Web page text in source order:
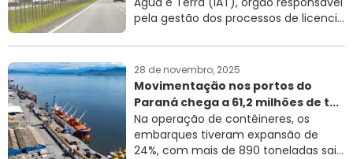
pela gestão dos processos de licenci...
28 de novembro, 2025
Movimentação nos portos do
Paraná chega a 61,2 milhões de t...
Na operação de contêineres, os
embarques tiveram expansão de
24%, com mais de 890 toneladas sai...